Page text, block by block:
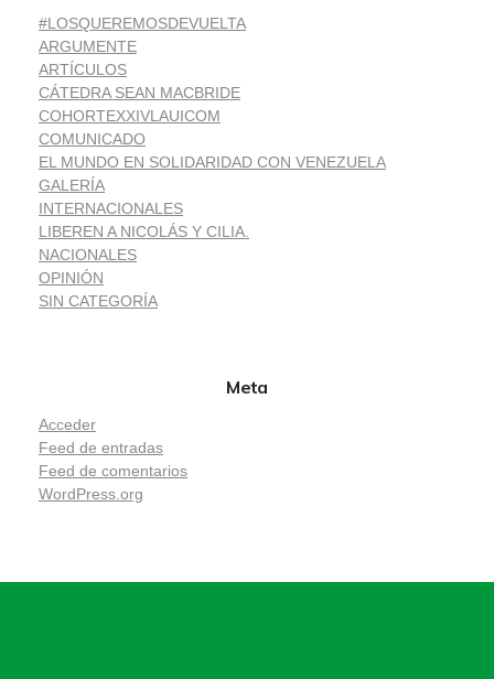
#LOSQUEREMOSDEVUELTA
ARGUMENTE
ARTÍCULOS
CÁTEDRA SEAN MACBRIDE
COHORTEXXIVLAUICOM
COMUNICADO
EL MUNDO EN SOLIDARIDAD CON VENEZUELA
GALERÍA
INTERNACIONALES
LIBEREN A NICOLÁS Y CILIA.
NACIONALES
OPINIÓN
SIN CATEGORÍA
Meta
Acceder
Feed de entradas
Feed de comentarios
WordPress.org